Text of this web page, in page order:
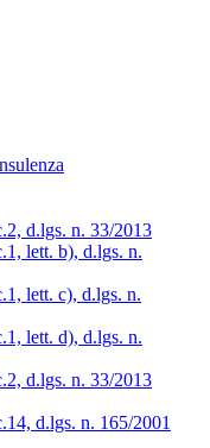
d.lgs. n. 33/2013
lett. b), d.lgs. n.
lett. c), d.lgs. n.
lett. d), d.lgs. n.
d.lgs. n. 33/2013
d.lgs. n. 165/2001